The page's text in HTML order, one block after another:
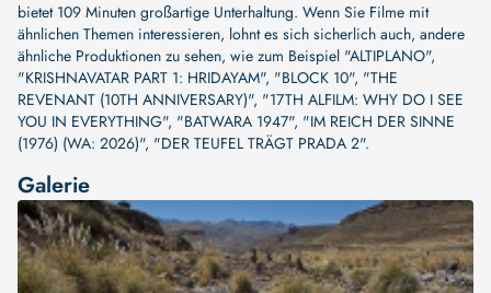
bietet 109 Minuten großartige Unterhaltung. Wenn Sie Filme mit
ähnlichen Themen interessieren, lohnt es sich sicherlich auch, andere
ähnliche Produktionen zu sehen, wie zum Beispiel "ALTIPLANO",
"KRISHNAVATAR PART 1: HRIDAYAM", "BLOCK 10", "THE
REVENANT (10TH ANNIVERSARY)", "17TH ALFILM: WHY DO I SEE
YOU IN EVERYTHING", "BATWARA 1947", "IM REICH DER SINNE
(1976) (WA: 2026)", "DER TEUFEL TRÄGT PRADA 2".
Galerie